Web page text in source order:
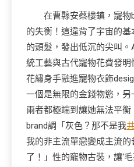
在曹縣安蔡樓鎮，寵物
的失衡！這違背了宇宙的
的頭髮，發出低沉的尖叫。
統工藝與古代寵物花費發
花繡身手融進寵物衣飾
一個是無限的金錢物慾，另
兩者都極端到讓她無法平衡
brand調「灰色？那不是我
我的非主流單戀變成主流
了！」性的寵物古裝，讓‘